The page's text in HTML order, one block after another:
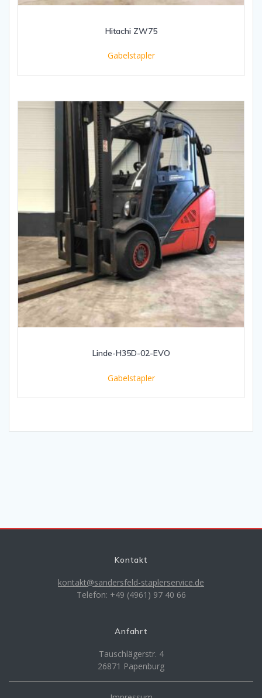
Hitachi ZW75
Gabelstapler
Linde-H35D-02-EVO
Gabelstapler
Kontakt
kontakt@sandersfeld-staplerservice.de
Telefon: +49 (4961) 97 40 66
Anfahrt
Tauschlägerstr. 4
26871 Papenburg